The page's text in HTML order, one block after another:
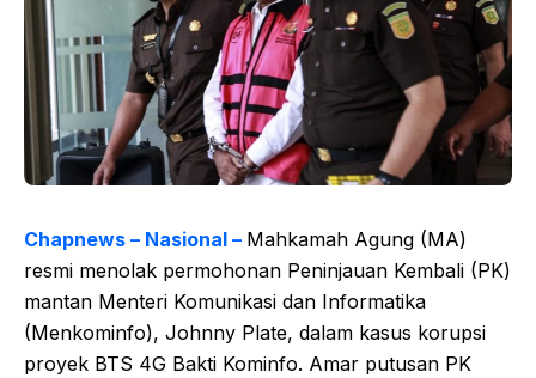
Chapnews – Nasional – Mahkamah Agung (MA)
resmi menolak permohonan Peninjauan Kembali (PK)
mantan Menteri Komunikasi dan Informatika
(Menkominfo), Johnny Plate, dalam kasus korupsi
proyek BTS 4G Bakti Kominfo. Amar putusan PK